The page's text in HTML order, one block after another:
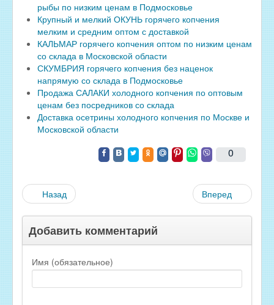
рыбы по низким ценам в Подмосковье
Крупный и мелкий ОКУНЬ горячего копчения
мелким и средним оптом с доставкой
КАЛЬМАР горячего копчения оптом по низким ценам
со склада в Московской области
СКУМБРИЯ горячего копчения без наценок
напрямую со склада в Подмосковье
Продажа САЛАКИ холодного копчения по оптовым
ценам без посредников со склада
Доставка осетрины холодного копчения по Москве и
Московской области
0
Назад Вперед
Добавить комментарий
Имя (обязательное)